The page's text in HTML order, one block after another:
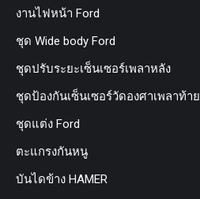
งานไฟหน้า Ford
ชุด Wide body Ford
ชุดปรับระยะเซ็นเซอร์เพลาหลัง
ชุดป้องกันเซ็นเซอร์วัดองศาเพลาท้าย
ชุดแต่ง Ford
ตะแกรงกันหนู
บันไดข้าง HAMER